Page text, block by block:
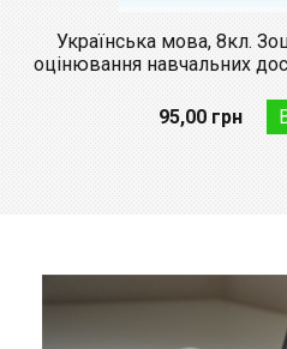
Українська мова, 8кл.
оцінювання навчальних
95,00 грн